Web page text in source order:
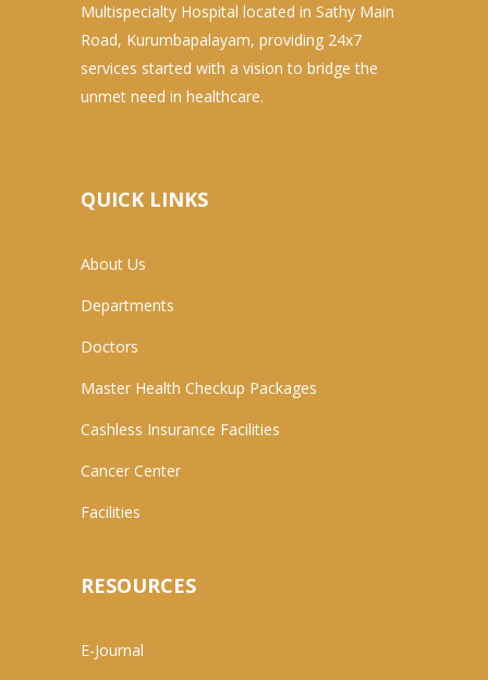
Multispecialty Hospital located in Sathy Main
Road, Kurumbapalayam, providing 24x7
services started with a vision to bridge the
unmet need in healthcare.
QUICK LINKS
About Us
Departments
Doctors
Master Health Checkup Packages
Cashless Insurance Facilities
Cancer Center
Facilities
RESOURCES
E-Journal